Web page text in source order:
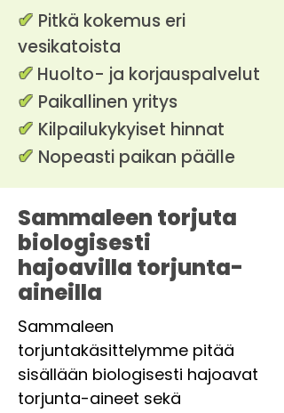
✔ Pitkä kokemus eri
vesikatoista
✔ Huolto- ja korjauspalvelut
✔ Paikallinen yritys
✔ Kilpailukykyiset hinnat
✔ Nopeasti paikan päälle
Sammaleen torjuta
biologisesti
hajoavilla torjunta-
aineilla
Sammaleen
torjuntakäsittelymme pitää
sisällään biologisesti hajoavat
torjunta-aineet sekä